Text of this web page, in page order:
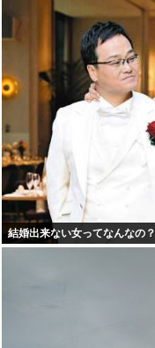
結婚出来ない女ってなんなの？